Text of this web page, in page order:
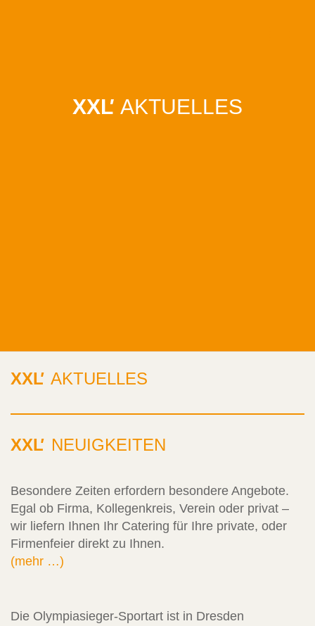
XXL
' AKTUELLES
XXL
' AKTUELLES
XXL
' NEUIGKEITEN
Besondere Zeiten erfordern besondere Angebote.
Egal ob Firma, Kollegenkreis, Verein oder privat –
wir liefern Ihnen Ihr Catering für Ihre private, oder
Firmenfeier direkt zu Ihnen.
(mehr …)
Die Olympiasieger-Sportart ist in Dresden